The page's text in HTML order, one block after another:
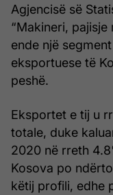
Agjencisë së
“Makineri,
ende një
eksportuese të
peshë.
Eksportet e tij u
totale, duke
2020 në rreth
Kosova po
këtij profili, edhe